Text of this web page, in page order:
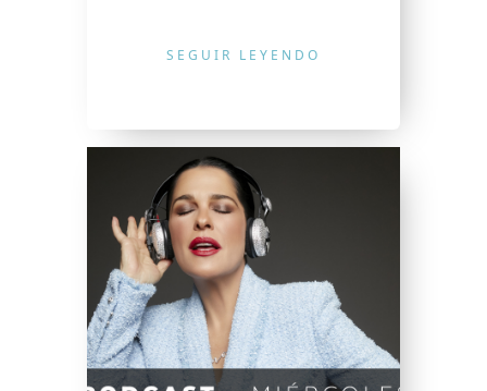
SEGUIR LEYENDO